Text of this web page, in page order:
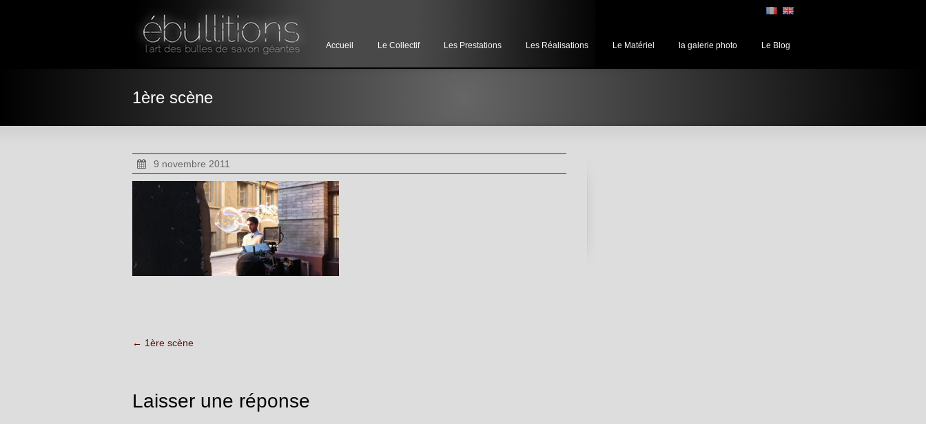
Accueil Le Collectif Les Prestations Les Réalisations Le Matériel la galerie photo Le Blog
1ère scène
9 novembre 2011
← 1ère scène
Laisser une réponse